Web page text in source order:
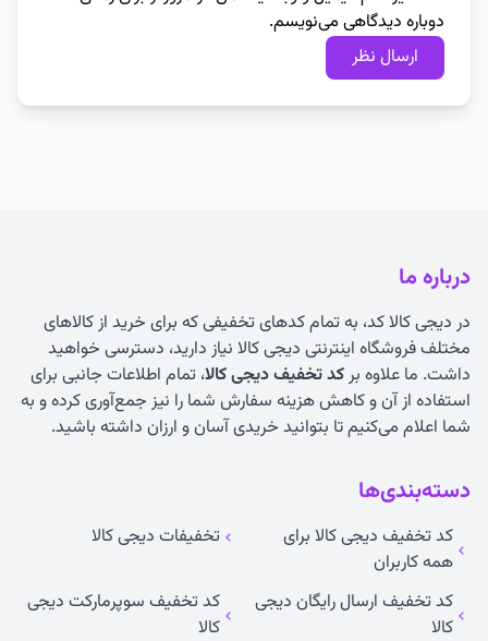
دوباره دیدگاهی می‌نویسم.
درباره ما
در دیجی کالا کد، به تمام کدهای تخفیفی که برای خرید از کالاهای
مختلف فروشگاه اینترنتی دیجی کالا نیاز دارید، دسترسی خواهید
داشت. ما علاوه برکد تخفیف دیجی کالا، تمام اطلاعات جانبی برای
استفاده از آن و کاهش هزینه سفارش شما را نیز جمع‌آوری کرده و به
شما اعلام می‌کنیم تا بتوانید خریدی آسان و ارزان داشته باشید.
دسته‌بندی‌ها
کد تخفیف دیجی کالا برای
همه کاربران
تخفیفات دیجی کالا
کد تخفیف ارسال رایگان دیجی
کالا
کد تخفیف سوپرمارکت دیجی
کالا